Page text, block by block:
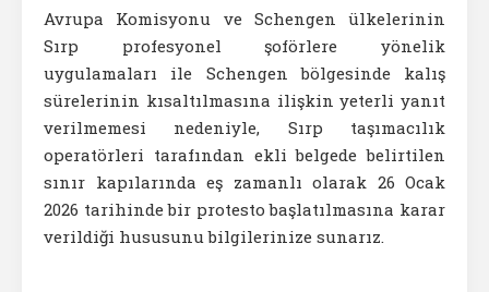
Avrupa Komisyonu ve Schengen ülkelerinin
Sırp profesyonel şoförlere yönelik
uygulamaları ile Schengen bölgesinde kalış
sürelerinin kısaltılmasına ilişkin yeterli yanıt
verilmemesi nedeniyle, Sırp taşımacılık
operatörleri tarafından ekli belgede belirtilen
sınır kapılarında eş zamanlı olarak 26 Ocak
2026 tarihinde bir protesto başlatılmasına karar
verildiği hususunu bilgilerinize sunarız.